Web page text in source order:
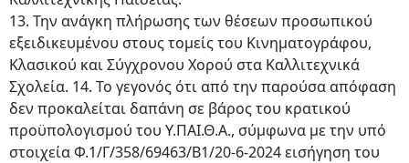
13. Την ανάγκη πλήρωσης των θέσεων προσωπικού
εξειδικευμένου στους τομείς του Κινηματογράφου,
Κλασικού και Σύγχρονου Χορού στα Καλλιτεχνικά
Σχολεία. 14. Το γεγονός ότι από την παρούσα απόφαση
δεν προκαλείται δαπάνη σε βάρος του κρατικού
προϋπολογισμού του Υ.ΠΑΙ.Θ.Α., σύμφωνα με την υπό
στοιχεία Φ.1/Γ/358/69463/Β1/20-6-2024 εισήγηση του